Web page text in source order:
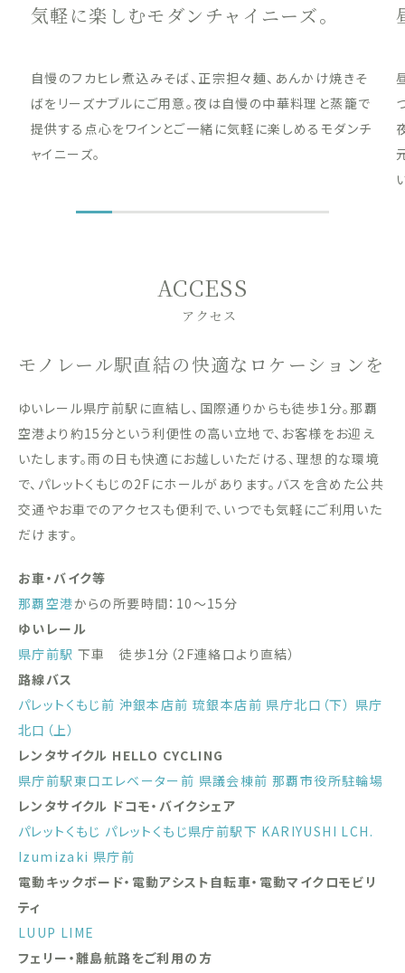
気軽に楽しむモダンチャイニーズ。
自慢のフカヒレ煮込みそば、正宗担々麺、あんかけ焼きそ
ばをリーズナブルにご用意。夜は自慢の中華料理と蒸籠で
提供する点心をワインとご一緒に気軽に楽しめるモダンチ
ャイニーズ。
ACCESS
アクセス
モノレール駅直結の快適なロケーションを
ゆいレール県庁前駅に直結し、国際通りからも徒歩1分。那覇
空港より約15分という利便性の高い立地で、お客様をお迎え
いたします。雨の日も快適にお越しいただける、理想的な環境
で、パレットくもじの2Fにホールがあります。バスを含めた公共
交通やお車でのアクセスも便利で、いつでも気軽にご利用いた
だけます。
お車・バイク等
那覇空港からの所要時間：10〜15分
ゆいレール
県庁前駅 下車 徒歩1分（2F連絡口より直結）
路線バス
パレットくもじ前 沖銀本店前 琉銀本店前 県庁北口（下） 県庁
北口（上）
レンタサイクル HELLO CYCLING
県庁前駅東口エレベーター前 県議会棟前 那覇市役所駐輪場
レンタサイクル ドコモ・バイクシェア
パレットくもじ パレットくもじ県庁前駅下 KARIYUSHI LCH.
Izumizaki 県庁前
電動キックボード・電動アシスト自転車・電動マイクロモビリ
ティ
LUUP LIME
フェリー・離島航路をご利用の方